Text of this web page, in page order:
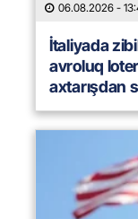
06.08.2026 -
İtaliyada
avroluq
axtarışdan